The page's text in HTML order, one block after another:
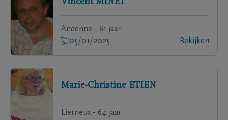
Vincent MINET
Andenne - 61 jaar
05/01/2025
Bekijken
Marie-Christine ETIEN
Lierneux - 64 jaar